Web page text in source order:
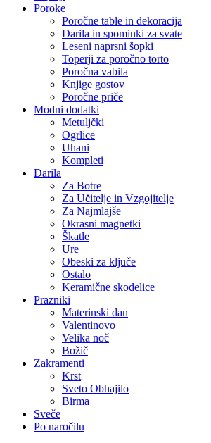
Poroke
Poročne table in dekoracija
Darila in spominki za svate
Leseni naprsni šopki
Toperji za poročno torto
Poročna vabila
Knjige gostov
Poročne priče
Modni dodatki
Metuljčki
Ogrlice
Uhani
Kompleti
Darila
Za Botre
Za Učitelje in Vzgojitelje
Za Najmlajše
Okrasni magnetki
Škatle
Ure
Obeski za ključe
Ostalo
Keramične skodelice
Prazniki
Materinski dan
Valentinovo
Velika noč
Božič
Zakramenti
Krst
Sveto Obhajilo
Birma
Sveče
Po naročilu